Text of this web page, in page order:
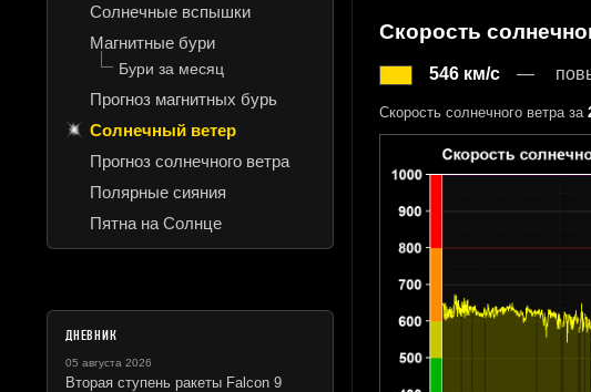
Солнечные вспышки
Магнитные бури
Бури за месяц
Прогноз магнитных бурь
Солнечный ветер
Прогноз солнечного ветра
Полярные сияния
Пятна на Солнце
ДНЕВНИК
05 августа 2026
Вторая ступень ракеты Falcon 9
Скорость
546 км/с
Скорость солнечного ветра за